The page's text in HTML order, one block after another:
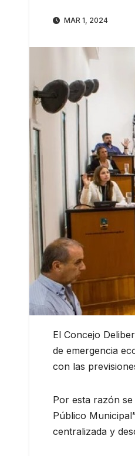
MAR 1, 2024
El Concejo
de emergencia
con las
Por esta razón
Público
centralizada y